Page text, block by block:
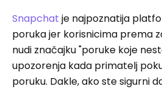
Snapchat je najpoznatija
poruka jer korisnicima prema
nudi značajku "poruke koje
upozorenja kada primatelj
poruku. Dakle, ako ste sigurni